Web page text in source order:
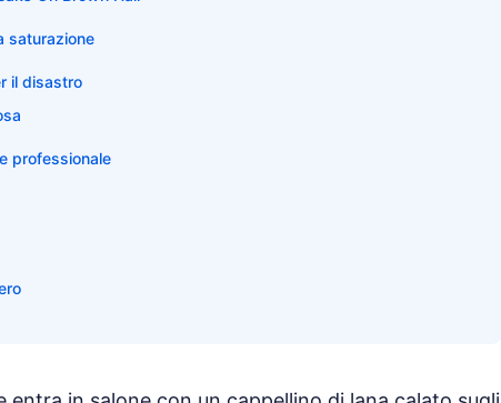
saturazione
il disastro
professionale